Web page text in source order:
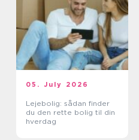
05. July 2026
Lejebolig: sådan finder
du den rette bolig til din
hverdag